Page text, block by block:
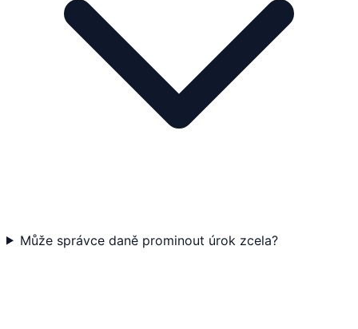
Může správce daně prominout úrok zcela?